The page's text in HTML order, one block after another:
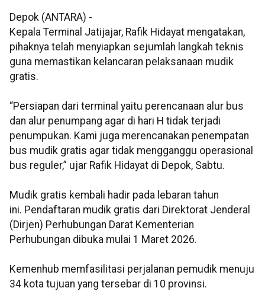
Depok (ANTARA) -
Kepala Terminal Jatijajar, Rafik Hidayat mengatakan,
pihaknya telah menyiapkan sejumlah langkah teknis
guna memastikan kelancaran pelaksanaan mudik
gratis.
“Persiapan dari terminal yaitu perencanaan alur bus
dan alur penumpang agar di hari H tidak terjadi
penumpukan. Kami juga merencanakan penempatan
bus mudik gratis agar tidak mengganggu operasional
bus reguler,” ujar Rafik Hidayat di Depok, Sabtu.
Mudik gratis kembali hadir pada lebaran tahun
ini. Pendaftaran mudik gratis dari Direktorat Jenderal
(Dirjen) Perhubungan Darat Kementerian
Perhubungan dibuka mulai 1 Maret 2026.
Kemenhub memfasilitasi perjalanan pemudik menuju
34 kota tujuan yang tersebar di 10 provinsi.